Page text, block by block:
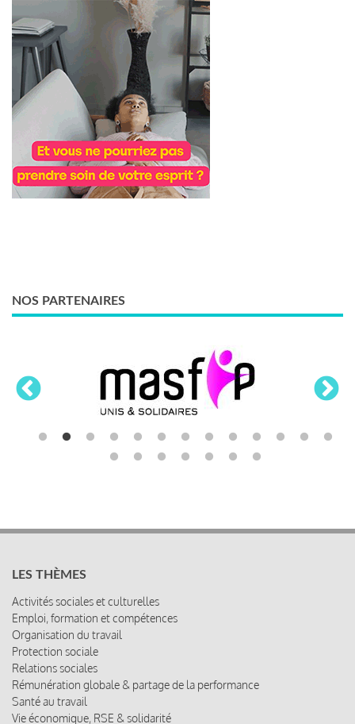
NOS PARTENAIRES
LES THÈMES
Activités sociales et culturelles
Emploi, formation et compétences
Organisation du travail
Protection sociale
Relations sociales
Rémunération globale & partage de la performance
Santé au travail
Vie économique, RSE & solidarité